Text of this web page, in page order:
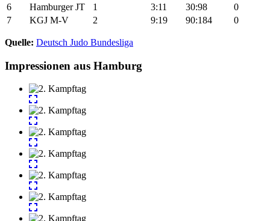
6
Hamburger JT 1 3:11 30:98
0
7
KGJ M-V 2 9:19 90:184 0
Quelle: Deutsch Judo Bundesliga
Impressionen aus Hamburg